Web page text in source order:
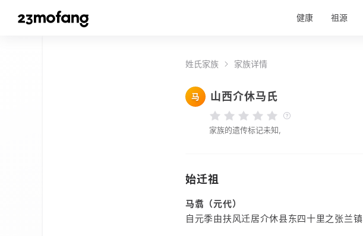
健康 祖源
姓氏家族 家族详情
马 山西介休马氏
家族的遗传标记未知,
始迁祖
马翥（元代）
自元季由扶风迁居介休县东四十里之张兰镇